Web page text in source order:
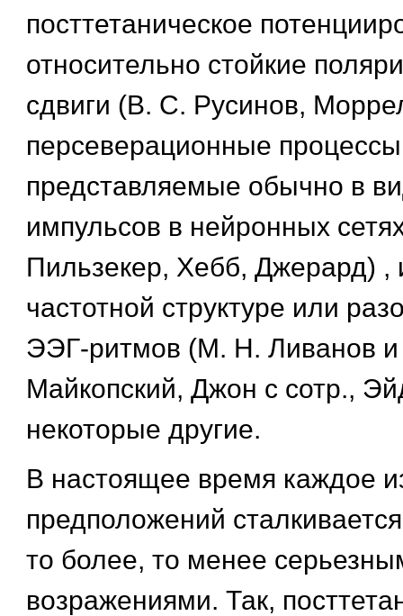
посттетаническое
относительно стойкие
сдвиги (В. С. Русинов,
персеверационные
представляемые обычно в
импульсов в нейронных
Пильзекер, Хебб, Джерард) ,
частотной структуре или
ЭЭГ-ритмов (М. Н. Ливанов и
Майкопский, Джон с сотр.,
некоторые другие.
В настоящее время каждое
предположений
то более, то менее
возражениями. Так,